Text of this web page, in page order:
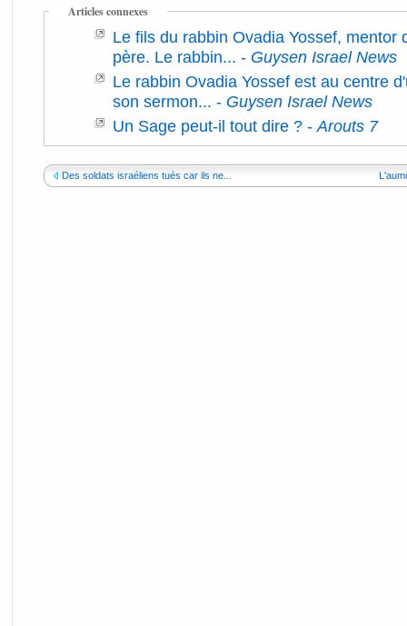
Articles connexes
Le fils du rabbin Ovadia Yossef, mentor
père. Le rabbin... - Guysen Israel News
Le rabbin Ovadia Yossef est au centre
son sermon... - Guysen Israel News
Un Sage peut-il tout dire ?- Arouts 7
Des soldats israéliens tués car ils ne...